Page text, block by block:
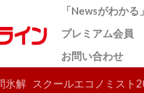
「Newsがわかる
プレミアム会員
お問い合わせ
氷解 スクールエコノミスト